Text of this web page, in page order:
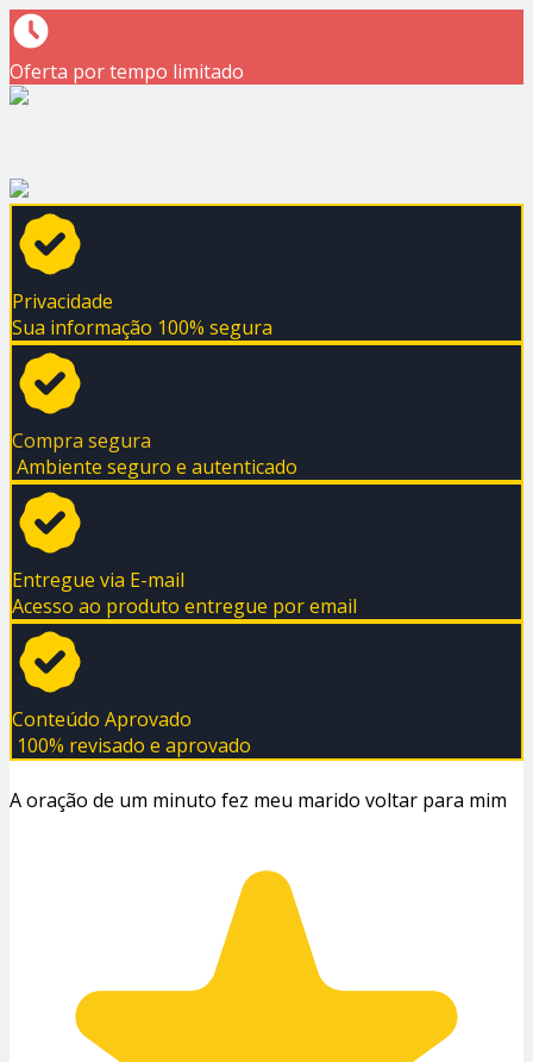
Oferta por tempo limitado
Privacidade
Sua informação 100% segura
Compra segura
Ambiente seguro e autenticado
Entregue via E-mail
Acesso ao produto entregue por email
Conteúdo Aprovado
100% revisado e aprovado
A oração de um minuto fez meu marido voltar para mim